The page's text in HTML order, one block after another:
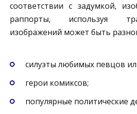
соответствии с задумкой,
раппорты, используя
изображений может быть
силуэты любимых певцов
герои комиксов;
популярные политические